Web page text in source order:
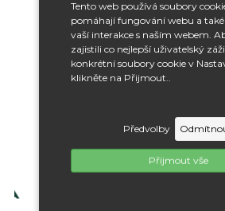
Tento web používá soubory
pomáhají fungování webu a také
vaší interakce s naším webem.
zajistili co nejlepší uživatelský
konkrétní soubory cookie v
klikněte na Přijmout..
Předvolby
Příjmout vše
Naši